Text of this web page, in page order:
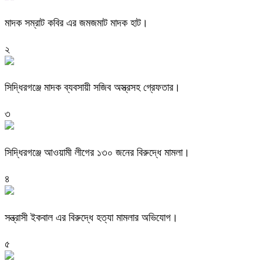
মাদক সম্রাট কবির এর জমজমাট মাদক হাট।
২
সিদ্ধিরগঞ্জে মাদক ব্যবসায়ী সজিব অস্ত্রসহ গ্রেফতার।
৩
সিদ্ধিরগঞ্জে আওয়ামী লীগের ১৩০ জনের বিরুদ্ধে মামলা।
৪
সন্ত্রাসী ইকবাল এর বিরুদ্ধে হত্যা মামলার অভিযোগ।
৫